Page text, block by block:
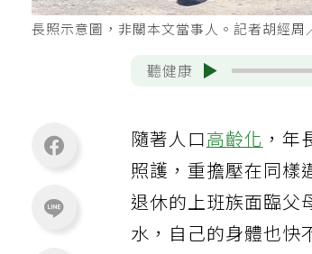
長照示意圖，非關本文當事人。記者胡經周
聽健康
隨著人口高齡化 ，年
照護，重擔壓在同樣
退休的上班族面臨父
水，自己的身體也快